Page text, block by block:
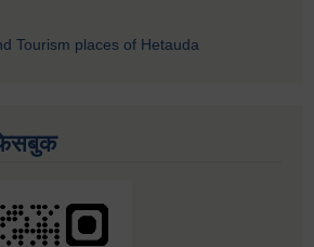
Tourism places of Hetauda